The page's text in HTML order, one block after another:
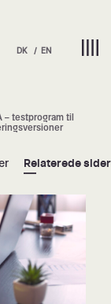
DK EN
– testprogram til
Relaterede sider